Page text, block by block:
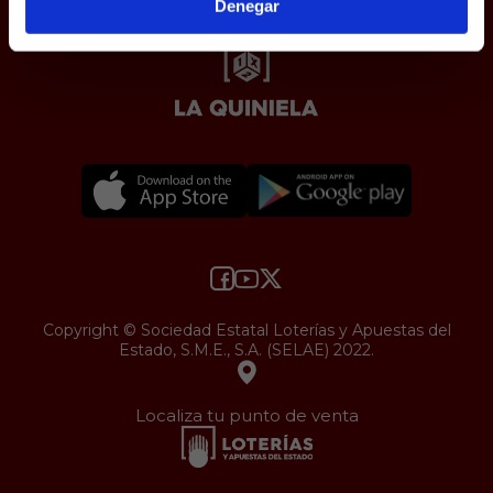
Denegar
Copyright © Sociedad Estatal Loterías y Apuestas del
Estado, S.M.E., S.A. (SELAE) 2022.
Localiza tu punto de venta